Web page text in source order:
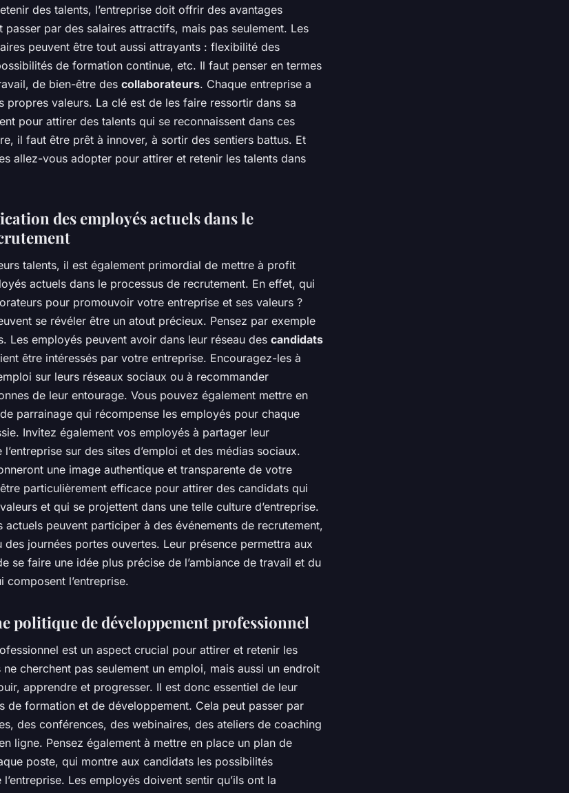
des talents, l’entreprise doit offrir des avantages
par des salaires attractifs, mais pas seulement. Les
peuvent être tout aussi attrayants : flexibilité des
de formation continue, etc. Il faut penser en termes
de bien-être des collaborateurs. Chaque entreprise a
propres valeurs. La clé est de les faire ressortir dans sa
pour attirer des talents qui se reconnaissent dans ces
il faut être prêt à innover, à sortir des sentiers battus. Et
allez-vous adopter pour attirer et retenir les talents dans
des employés actuels dans le
talents, il est également primordial de mettre à profit
actuels dans le processus de recrutement. En effet, qui
pour promouvoir votre entreprise et ses valeurs ?
se révéler être un atout précieux. Pensez par exemple
Les employés peuvent avoir dans leur réseau des candidats
être intéressés par votre entreprise. Encouragez-les à
sur leurs réseaux sociaux ou à recommander
de leur entourage. Vous pouvez également mettre en
parrainage qui récompense les employés pour chaque
Invitez également vos employés à partager leur
sur des sites d’emploi et des médias sociaux.
une image authentique et transparente de votre
particulièrement efficace pour attirer des candidats qui
et qui se projettent dans une telle culture d’entreprise.
actuels peuvent participer à des événements de recrutement,
des journées portes ouvertes. Leur présence permettra aux
se faire une idée plus précise de l’ambiance de travail et du
composent l’entreprise.
politique de développement professionnel
est un aspect crucial pour attirer et retenir les
cherchent pas seulement un emploi, mais aussi un endroit
apprendre et progresser. Il est donc essentiel de leur
de formation et de développement. Cela peut passer par
des conférences, des webinaires, des ateliers de coaching
ligne. Pensez également à mettre en place un plan de
poste, qui montre aux candidats les possibilités
l’entreprise. Les employés doivent sentir qu’ils ont la